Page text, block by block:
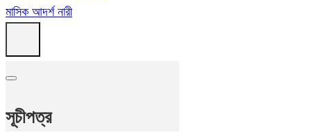
মাসিক আদর্শ নারী
সূচীপত্র